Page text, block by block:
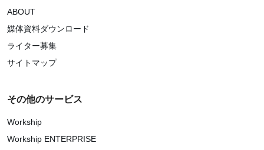
ABOUT
媒体資料ダウンロード
ライター募集
サイトマップ
その他のサービス
Workship
Workship ENTERPRISE